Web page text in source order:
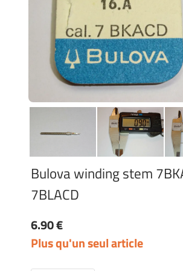
Bulova winding stem
7BLACD
6.90 €
Plus qu'un seul article